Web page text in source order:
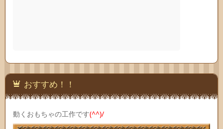
おすすめ！！
動くおもちゃの工作です(^^)/